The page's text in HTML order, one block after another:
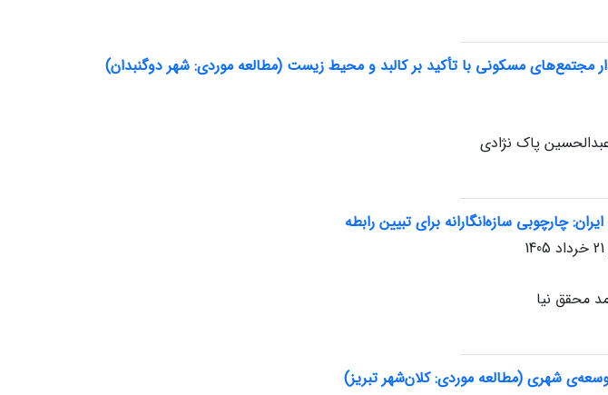
مجتمع‌های مسکونی با تأکید بر کالبد و محیط زیست (مطالعه موردی: شهر دوگنبدان)
پاک نژادی
سازه‌انگارانه برای تبیین رابطه
21 خرداد 1405
محقق نیا
شهری (مطالعه موردی: کلان‌شهر تبریز)